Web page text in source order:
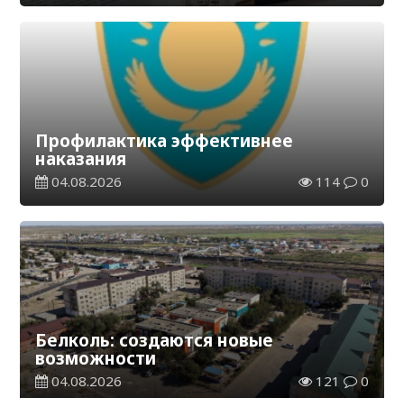
Профилактика эффективнее
наказания
04.08.2026 114 0
Белколь: создаются новые
возможности
04.08.2026 121 0